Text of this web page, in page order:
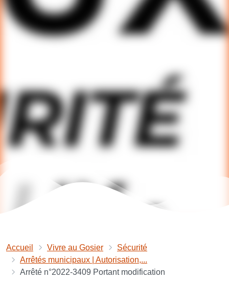
Accueil Vivre au Gosier
Sécurité
Arrêtés municipaux | Autorisation,...
Arrêté n°2022-3409 Portant modification